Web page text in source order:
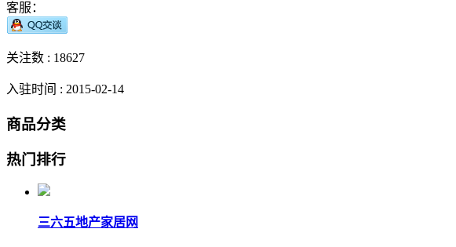
客服：
关注数 : 18627
入驻时间 : 2015-02-14
商品分类
热门排行
三六五地产家居网